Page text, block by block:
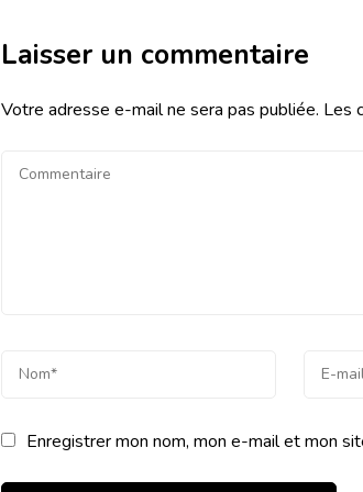
Laisser un commentaire
Votre adresse e-mail ne sera pas publiée. Les
Enregistrer mon nom, mon e-mail et mon